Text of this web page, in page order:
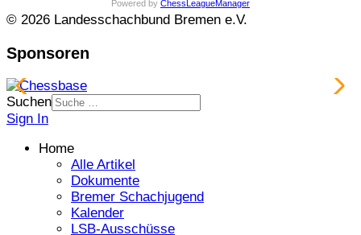
Powered by ChessLeagueManager
© 2026 Landesschachbund Bremen e.V.
Sponsoren
Suchen
Sign In
Home
Alle Artikel
Dokumente
Bremer Schachjugend
Kalender
LSB-Ausschüsse